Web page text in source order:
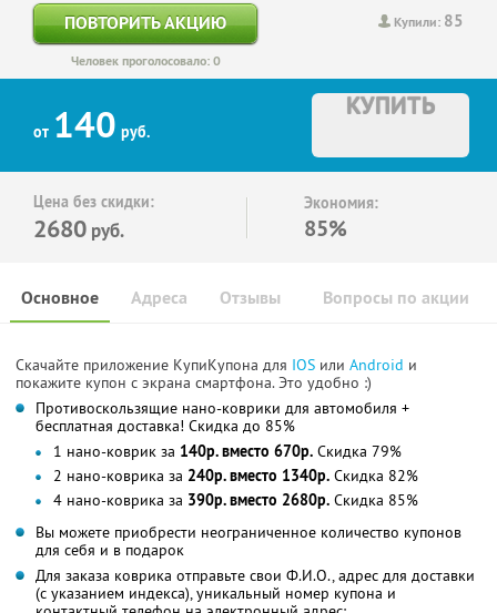
Купили: 85
ПОВТОРИТЬ АКЦИЮ
Человек проголосовало: 0
от 140 руб.
КУПИТЬ
Цена без скидки:
2680 руб.
Экономия:
85%
Основное Отзывы Вопросы по акции
Адреса
Скачайте приложение КупиКупона для IOS или Android и
покажите купон с экрана смартфона. Это удобно :)
Противоскользящие нано-коврики для автомобиля +
бесплатная доставка! Скидка до 85%
1 нано-коврик за 140р. вместо 670р. Скидка 79%
2 нано-коврика за 240р. вместо 1340р. Скидка 82%
4 нано-коврика за 390р. вместо 2680р. Скидка 85%
Вы можете приобрести неограниченное количество купонов
для себя и в подарок
Для заказа коврика отправьте свои Ф.И.О., адрес для доставки
(с указанием индекса), уникальный номер купона и